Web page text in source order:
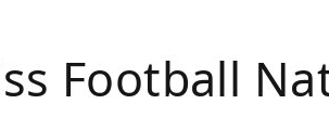
Football